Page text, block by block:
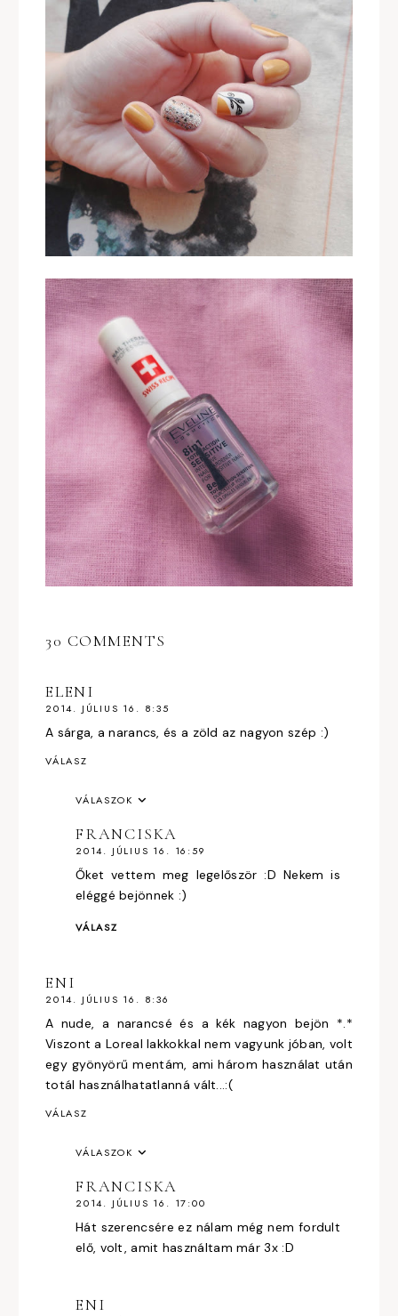
30 COMMENTS
ELENI
2014. JÚLIUS 16. 8:35
A sárga, a narancs, és a zöld az nagyon szép :)
VÁLASZ
VÁLASZOK
FRANCISKA
2014. JÚLIUS 16. 16:59
Őket vettem meg legelőször :D Nekem is
eléggé bejönnek :)
VÁLASZ
ENI
2014. JÚLIUS 16. 8:36
A nude, a narancsé és a kék nagyon bejön *.*
Viszont a Loreal lakkokkal nem vagyunk jóban, volt
egy gyönyörű mentám, ami három használat után
totál használhatatlanná vált...:(
VÁLASZ
VÁLASZOK
FRANCISKA
2014. JÚLIUS 16. 17:00
Hát szerencsére ez nálam még nem fordult
elő, volt, amit használtam már 3x :D
ENI